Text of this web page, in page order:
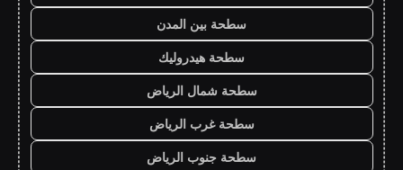
سطحة بين المدن
سطحة هيدروليك
سطحة شمال الرياض
سطحة غرب الرياض
سطحة جنوب الرياض